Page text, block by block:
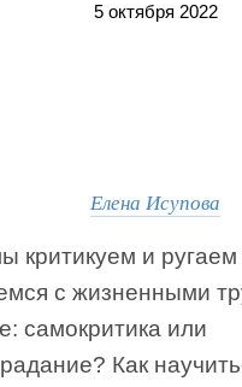
5 октября 2022
Елена Исупова
критикуем и ругаем
с жизненными
самокритика или
Как